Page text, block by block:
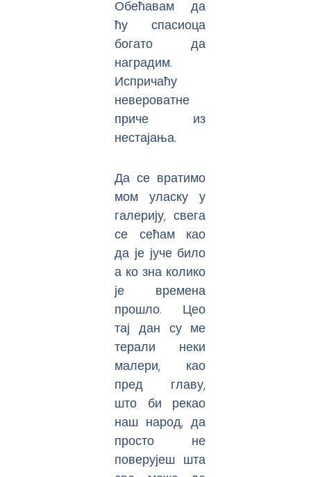
Обећавам да
ћу спасиоца
богато да
наградим.
Испричаћу
невероватне
приче из
нестајања.
Да се вратимо
мом уласку у
галерију, свега
се сећам као
да је јуче било
а ко зна колико
је времена
прошло. Цео
тај дан су ме
терали неки
малери, као
пред главу,
што би рекао
наш народ, да
просто не
поверујеш шта